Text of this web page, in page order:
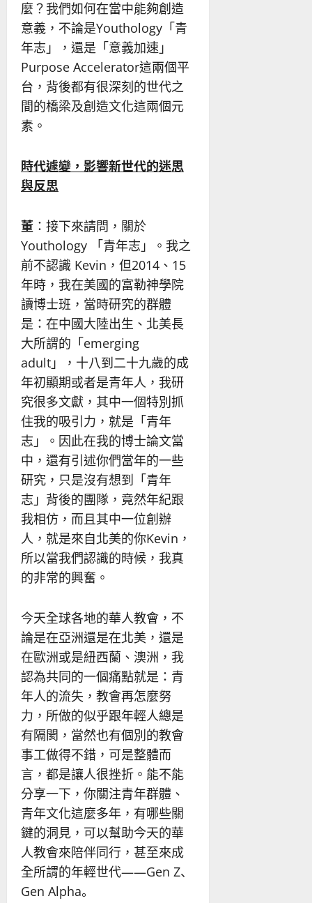
麼？我們如何在當中能夠創造
意義，不論是Youthology「青
年志」，還是「意義加速」
Purpose Accelerator這兩個平
台，背後都有很深刻的世代之
間的橋梁及創造文化這兩個元
素。
時代遽變，影響新世代的迷思
與反思
董 ：接下來請問，關於
Youthology 「青年志」。我之
前不認識 Kevin，但2014、15
年時，我在美國的富勒神學院
讀博士班，當時研究的群體
是：在中國大陸出生、北美長
大所謂的「emerging
adult」，十八到二十九歲的成
年初顯期或者是青年人，我研
究很多文獻，其中一個特別抓
住我的吸引力，就是「青年
志」。因此在我的博士論文當
中，還有引述你們當年的一些
研究，只是沒有想到「青年
志」背後的團隊，竟然年紀跟
我相仿，而且其中一位創辦
人，就是來自北美的你Kevin，
所以當我們認識的時候，我真
的非常的興奮。
今天全球各地的華人教會，不
論是在亞洲還是在北美，還是
在歐洲或是紐西蘭、澳洲，我
認為共同的一個痛點就是：青
年人的流失，教會再怎麼努
力，所做的似乎跟年輕人總是
有隔閡，當然也有個別的教會
事工做得不錯，可是整體而
言，都是讓人很挫折。能不能
分享一下，你關注青年群體、
青年文化這麼多年，有哪些關
鍵的洞見，可以幫助今天的華
人教會來陪伴同行，甚至來成
全所謂的年輕世代——Gen Z、
Gen Alpha。